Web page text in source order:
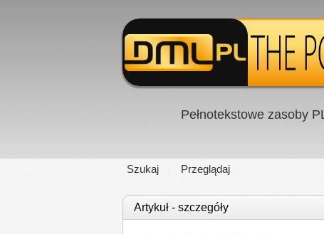
Pełnotekstowe zasoby
Szukaj Przeglądaj
Artykuł - szczegóły